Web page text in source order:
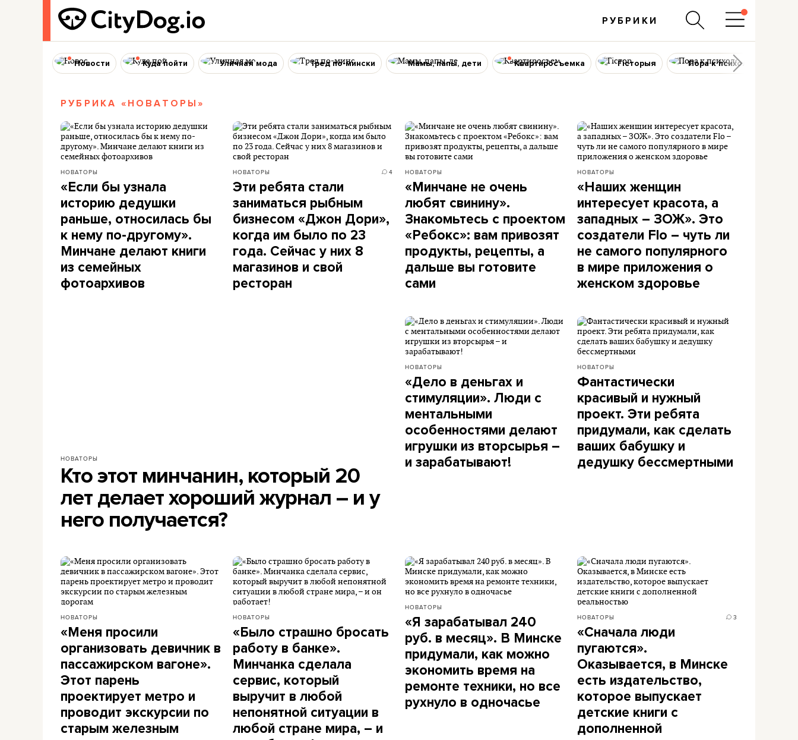
РУБРИКИ
Новости Куда пойти Уличная мода Тред по-мински Мамы, папы, дети Квартиросъемка Гісторыя Пора к психологу
РУБРИКА «НОВАТОРЫ»
НОВАТОРЫ
«Если бы узнала
историю дедушки
раньше, относилась бы
к нему по-другому».
Минчане делают книги
из семейных
фотоархивов
НОВАТОРЫ 4
Эти ребята стали
заниматься рыбным
бизнесом «Джон Дори»,
когда им было по 23
года. Сейчас у них 8
магазинов и свой
ресторан
НОВАТОРЫ
«Минчане не очень
любят свинину».
Знакомьтесь с проектом
«Ребокс»: вам привозят
продукты, рецепты, а
дальше вы готовите
сами
НОВАТОРЫ
«Наших женщин
интересует красота, а
западных – ЗОЖ». Это
создатели Flo – чуть ли
не самого популярного
в мире приложения о
женском здоровье
НОВАТОРЫ
Кто этот минчанин, который 20
лет делает хороший журнал – и у
него получается?
НОВАТОРЫ
«Дело в деньгах и
стимуляции». Люди с
ментальными
особенностями делают
игрушки из вторсырья –
и зарабатывают!
НОВАТОРЫ
Фантастически
красивый и нужный
проект. Эти ребята
придумали, как сделать
ваших бабушку и
дедушку бессмертными
НОВАТОРЫ
«Меня просили
организовать девичник в
пассажирском вагоне».
Этот парень
проектирует метро и
проводит экскурсии по
старым железным
НОВАТОРЫ
«Было страшно бросать
работу в банке».
Минчанка сделала
сервис, который
выручит в любой
непонятной ситуации в
любой стране мира, – и
НОВАТОРЫ
«Я зарабатывал 240
руб. в месяц». В Минске
придумали, как можно
экономить время на
ремонте техники, но все
рухнуло в одночасье
НОВАТОРЫ 3
«Сначала люди
пугаются».
Оказывается, в Минске
есть издательство,
которое выпускает
детские книги с
дополненной